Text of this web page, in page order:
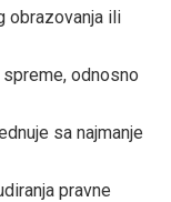
obrazovanja ili
odnosno
sa najmanje
pravne